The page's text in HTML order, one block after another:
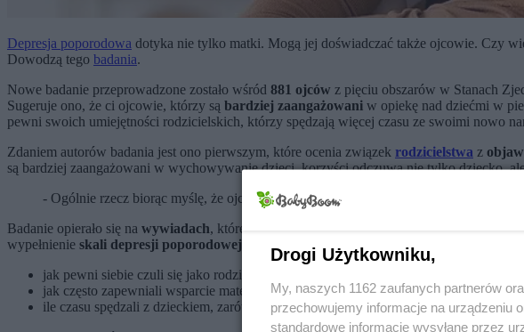
Depresja poporodowa dotyka nie tylko matki. Mogą jej doświadczać także ojcowie. Czy
Dowodzą tego badania.
Nowe badanie przeprowadzone zostało wśród 881 ojców z pięciu obszarów w Stanach
Sugeruje ono, że ci ojcowie, którzy są bardziej zaangażowani w opiekę nad dziećmi w
pewni swoich umiejętności rodzicielskich, którzy spędzają więcej czasu ze swoimi nowo
Zdaniem autorów badania jest ono pierwszym, które ocenia związek rodzicielstwa z
są bardziej zaangażowani w wychowywanie dzieci, korzyści odczuwa nie tylko dziecko,
- Ogólnie rzecz biorąc myślę, że ojcowie są ważni w rodzinie, choć nie są
Badanie opierało się na wywiadach, które przeprowadzono po pierwszym miesiącu po
wypełnienie skali depresji poporodowej
jak pewni siebie czuli się jako rodzice,
jak często zapewniali wsparcie materialnie,
ile czasu spędzali z dzieckiem, zarówno sami, jak i z innymi.
Drogi Użytkowniku,
My, naszych 1162 zaufanych partnerów
przechowujemy informacje na urządzeniu
standardowe informacje wysyłane przez